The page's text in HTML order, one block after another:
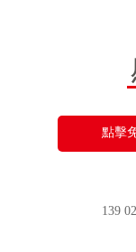
點擊
139